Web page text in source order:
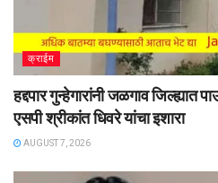
क्राईम
हद्दपार गुन्हेगारांनी जळगाव
एसपी श्रीकांत धिवरे यांचा इशारा
AUGUST 7, 2026